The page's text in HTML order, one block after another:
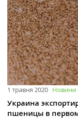
1 травня 2020 Новини
Украина
пшеницы в